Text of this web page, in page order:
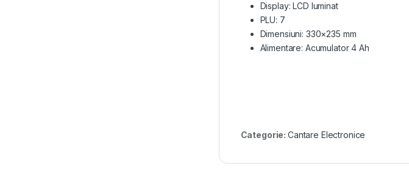
Display: LCD luminat
PLU: 7
Dimensiuni: 330×235 mm
Alimentare: Acumulator 4 Ah
Categorie: Cantare Electronice